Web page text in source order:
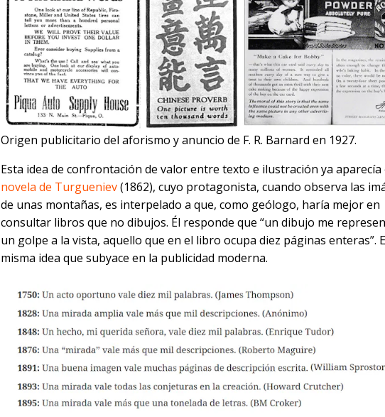
Origen publicitario del aforismo y anuncio de F. R. Barnard en 1927.
Esta idea de confrontación de valor entre texto e ilustración ya aparecía
novela de Turgueniev(1862), cuyo protagonista, cuando observa las
de unas montañas, es interpelado a que, como geólogo, haría mejor en
consultar libros que no dibujos. Él responde que “un dibujo me
un golpe a la vista, aquello que en el libro ocupa diez páginas enteras”.
misma idea que subyace en la publicidad moderna.